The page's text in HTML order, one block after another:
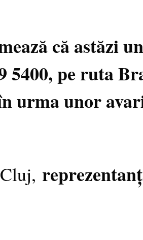
că astăzi
5400, pe ruta
urma unor